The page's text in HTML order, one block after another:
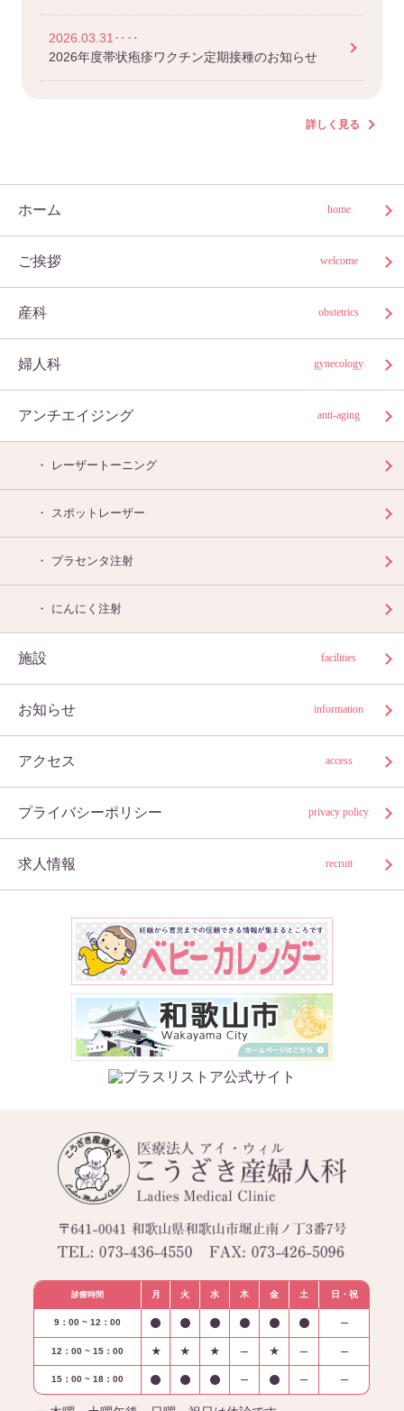
2026.03.31‥‥
2026年度帯状疱疹ワクチン定期接種のお知らせ
詳しく見る
ホーム home
ご挨拶 welcome
産科 obstetrics
婦人科 gynecology
アンチエイジング anti-aging
レーザートーニング
スポットレーザー
プラセンタ注射
にんにく注射
施設 facilities
お知らせ information
アクセス access
プライバシーポリシー privacy policy
求人情報 recruit
診療時間 月 火 水 木 金 土 日・祝
9：00 ~ 12：00
12：00 ~ 15：00 ★ ★ ★ ★
15：00 ~ 18：00